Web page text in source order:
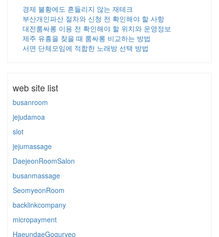
경제 불황에도 흔들리지 않는 재테크
부산개인파산 절차와 신청 전 확인해야 할 사항
대전룸싸롱 이용 전 확인해야 할 위치와 운영정보
제주 유흥을 찾을 때 룸싸롱 비교하는 방법
서면 단체모임에 적합한 노래방 선택 방법
web site list
busanroom
jejudamoa
slot
jejumassage
DaejeonRoomSalon
busanmassage
SeomyeonRoom
backlinkcompany
micropayment
HaeundaeGoguryeo